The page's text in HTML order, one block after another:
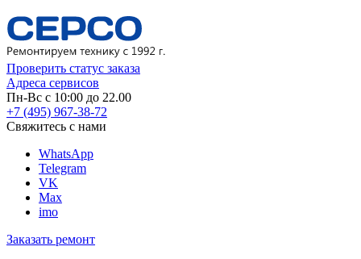
Проверить статус заказа
Адреса сервисов
Пн-Вс с 10:00 до 22.00
+7 (495) 967-38-72
Свяжитесь с нами
WhatsApp
Telegram
VK
Max
imo
Заказать ремонт